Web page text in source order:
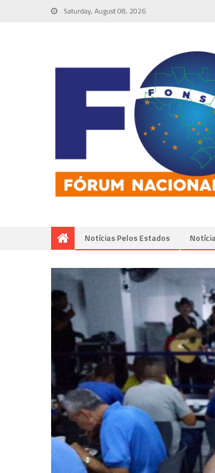
Saturday, August 08, 2026
Notícias Pelos Estados